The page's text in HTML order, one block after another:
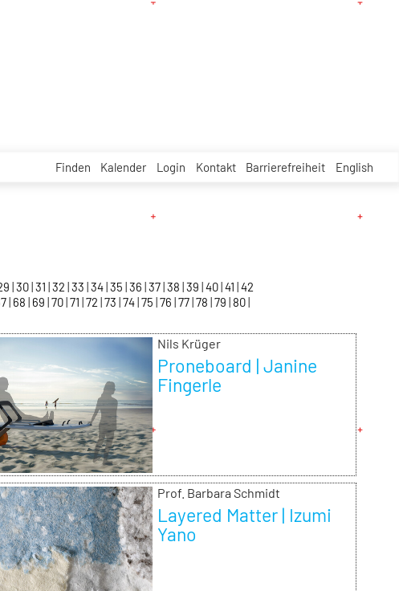
Finden Kalender Login Kontakt Barrierefreiheit English
30 31 32 33 34 35 36 37 38 39 40 41 42
68 69 70 71 72 73 74 75 76 77 78 79 80
Nils Krüger
Proneboard | Janine
Fingerle
Prof. Barbara Schmidt
Layered Matter | Izumi
Yano